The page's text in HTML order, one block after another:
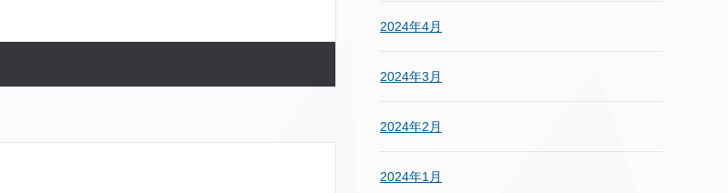
2024年4月
2024年3月
2024年2月
2024年1月